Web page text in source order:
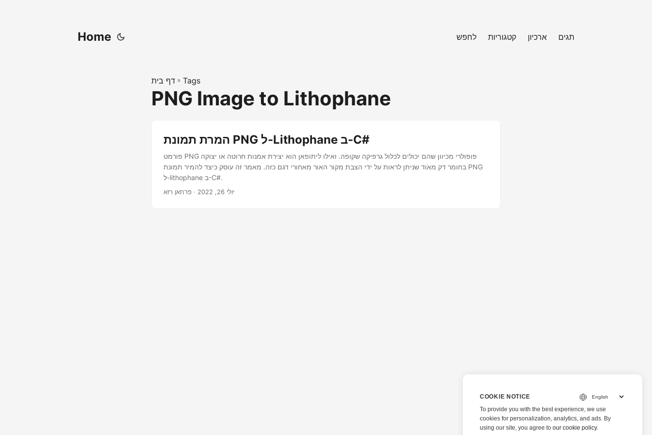
Home לחפש קטגוריות ארכיון תגים
דף בית » Tags
PNG Image to Lithophane
המרת תמונת PNG ל-Lithophane ב-C#
פורמט PNG פופולרי מכיוון שהם יכולים לכלול גרפיקה שקופה. ואילו ליתופאן הוא יצירת אמנות חרוטה או יצוקה
בחומר דק מאוד שניתן לראות על ידי הצבת מקור האור מאחורי דגם כזה. מאמר זה עוסק כיצד להמיר תמונת PNG
ל-lithophane ב-C#.
יולי 26, 2022 · פרחאן רזא
COOKIE NOTICE
To provide you with the best experience, we use
cookies for personalization, analytics, and ads. By
using our site, you agree to our cookie policy.